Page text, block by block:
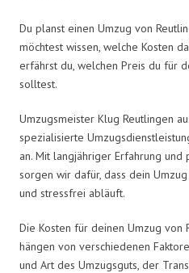
Du planst einen Umzug von
möchtest wissen, welche Kosten
erfährst du, welchen Preis du für
solltest.
Umzugsmeister Klug Reutlingen
spezialisierte
an. Mit langjähriger Erfahrung
sorgen wir dafür, dass dein
und stressfrei abläuft.
Die Kosten für deinen Umzug von
hängen von verschiedenen
und Art des Umzugsguts, der